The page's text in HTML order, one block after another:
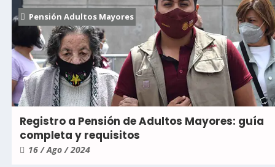
Pensión Adultos Mayores
Registro a Pensión de Adultos Mayores: guía
completa y requisitos
16 / Ago / 2024